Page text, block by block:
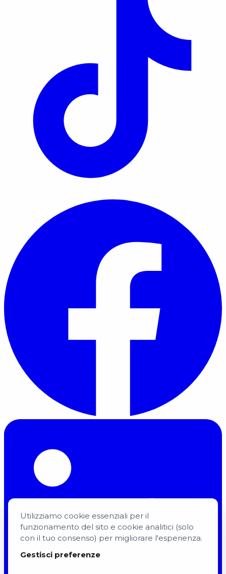
Utilizziamo cookie essenziali per il
funzionamento del sito e cookie analitici (solo
con il tuo consenso) per migliorare l'esperienza.
Gestisci preferenze